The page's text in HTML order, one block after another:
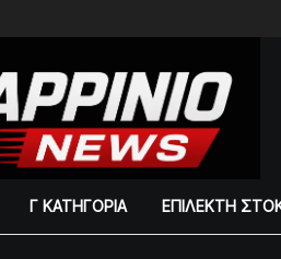
Γ ΚΑΤΗΓΟΡΙΑ ΕΠΙΛΕΚΤΗ